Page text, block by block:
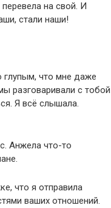
на свой. И
стали наши!
глупым, что мне даже
разговаривали с тобой
Я всё слышала.
Анжела что-то
что я отправила
ваших отношений.